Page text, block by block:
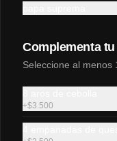
Complementa
Seleccione al menos
+$3.500